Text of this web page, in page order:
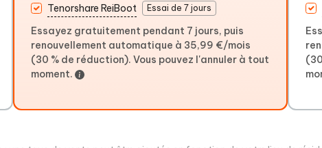
Tenorshare ReiBoot Essai de 7 jours
Essayez gratuitement pendant 7 jours, puis
renouvellement automatique à 35,99 €/mois
(30 % de réduction). Vous pouvez l'annuler à tout
moment.